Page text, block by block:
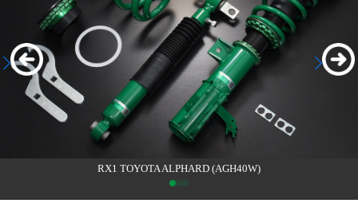
RX1 TOYOTA ALPHARD (AGH40W)